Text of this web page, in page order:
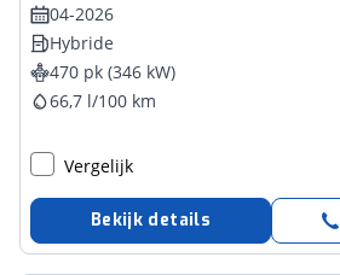
04-2026
Hybride
470 pk (346 kW)
66,7 l/100 km
Vergelijk
Bekijk details